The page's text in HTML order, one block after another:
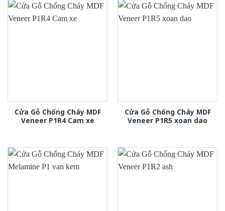
Cửa Gỗ Chống Cháy MDF
Veneer P1R4 Cam xe
Cửa Gỗ Chống Cháy MDF
Veneer P1R5 xoan dao